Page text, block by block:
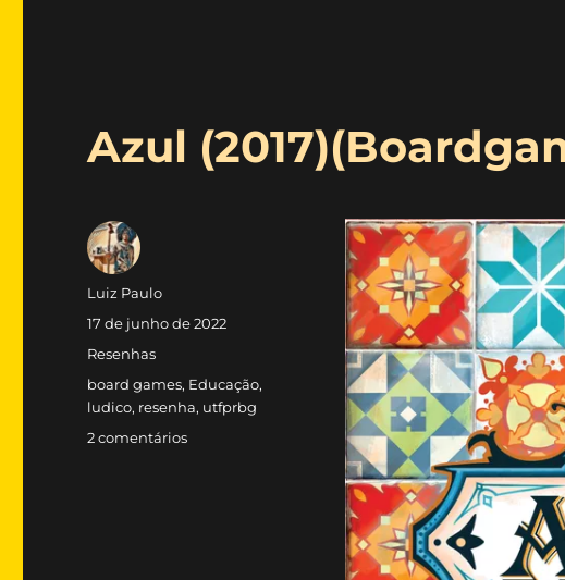
Azul
Autor
Luiz Paulo
Publicado
17 de junho de 2022
Categorias
Resenhas
Tags
board games, Educação,
ludico, resenha, utfprbg
2 comentáriosem